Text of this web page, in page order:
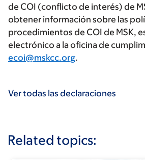
de COI (conflicto de interés) de
obtener información sobre las
procedimientos de COI de MSK,
electrónico a la oficina de
ecoi@mskcc.org.
Ver todas las declaraciones
Related topics: